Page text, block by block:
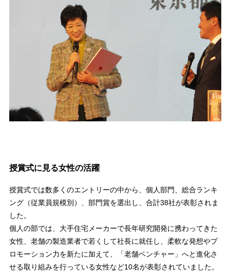
授賞式に見る女性の活躍
授賞式では数多くのエントリーの中から、個人部門、総合ランキ
ング（従業員規模別）、部門賞を選出し、合計38社が表彰されま
した。
個人の部では、大手住宅メーカーで長年研究開発に携わってきた
女性、老舗の製造業者で若くして社長に就任し、柔軟な発想やプ
ロモーション力を新たに加えて、「老舗ベンチャー」へと進化さ
せる取り組みを行っている女性など10名が表彰されていました。